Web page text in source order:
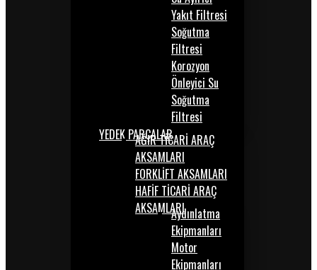
Yakıt Filtresi
Soğutma
Filtresi
Korozyon
Önleyici Su
Soğutma
Filtresi
YEDEK PARÇALARAĞIR TİCARİ ARAÇ
AKSAMLARI
FORKLİFT AKSAMLARI
HAFİF TİCARİ ARAÇ
AKSAMLARIAydınlatma
Ekipmanları
Motor
Ekipmanları